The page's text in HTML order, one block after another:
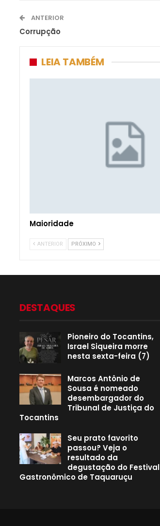
ANTERIOR
Corrupção
LEIA TAMBÉM
Maioridade
ANTERIOR PRÓXIMO
DESTAQUES
Pioneiro do Tocantins,
Israel Siqueira morre
nesta sexta-feira (7)
Marcos Antônio de
Sousa é nomeado
desembargador do
Tribunal de Justiça do
Tocantins
Seu prato favorito
passou? Veja o
resultado da
degustação do Festival
Gastronômico de Taquaruçu